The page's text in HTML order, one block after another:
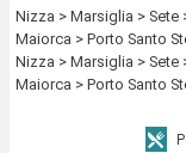
Nizza > Marsiglia > Sete
Maiorca > Porto Santo
Nizza > Marsiglia > Sete
Maiorca > Porto Santo